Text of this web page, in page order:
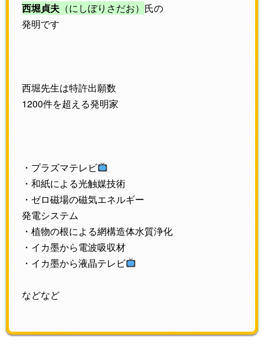
西堀貞夫 （にしぼりさだお） 氏の
発明です
西堀先生は特許出願数
1200件を超える発明家
・プラズマテレビ
・和紙による光触媒技術
・ゼロ磁場の磁気エネルギー
発電システム
・植物の根による網構造体水質浄化
・イカ墨から電波吸収材
・イカ墨から液晶テレビ
などなど